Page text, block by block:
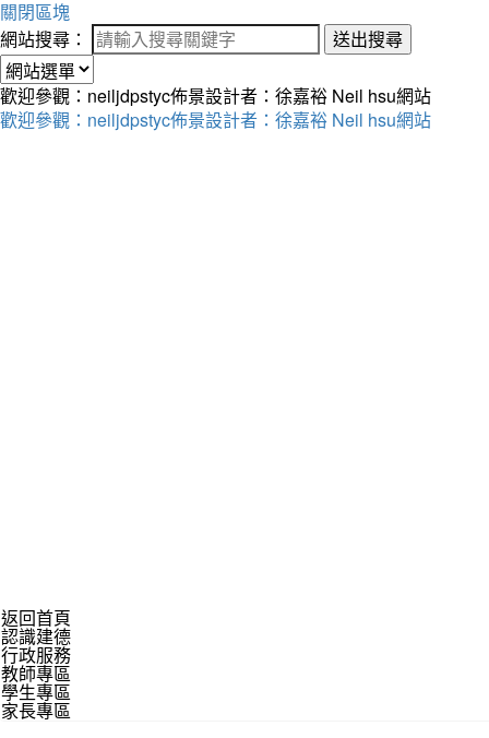
關閉區塊
網站搜尋：
送出搜尋
歡迎參觀：neiljdpstyc佈景設計者：徐嘉裕 Neil hsu網站
歡迎參觀：neiljdpstyc佈景設計者：徐嘉裕 Neil hsu網站
返回首頁
認識建德
行政服務
教師專區
學生專區
家長專區